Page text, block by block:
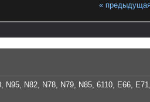
«
N95, N82, N78, N79, N85, 6110, E66,